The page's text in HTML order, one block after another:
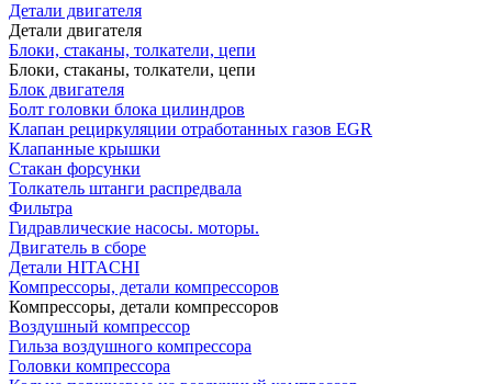
Детали двигателя
Детали двигателя
Блоки, стаканы, толкатели, цепи
Блоки, стаканы, толкатели, цепи
Блок двигателя
Болт головки блока цилиндров
Клапан рециркуляции отработанных газов EGR
Клапанные крышки
Стакан форсунки
Толкатель штанги распредвала
Фильтра
Гидравлические насосы. моторы.
Двигатель в сборе
Детали HITACHI
Компрессоры, детали компрессоров
Компрессоры, детали компрессоров
Воздушный компрессор
Гильза воздушного компрессора
Головки компрессора